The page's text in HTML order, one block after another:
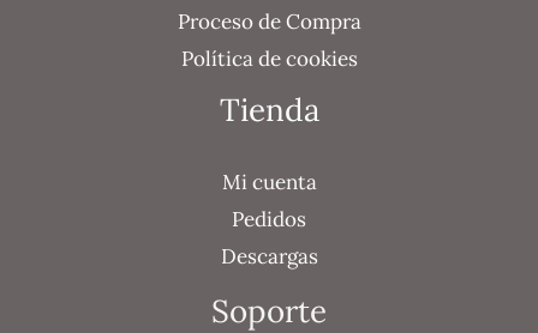
Proceso de Compra
Política de cookies
Tienda
Mi cuenta
Pedidos
Descargas
Soporte